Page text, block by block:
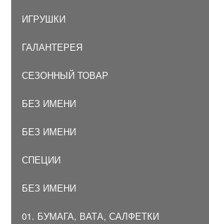
ИГРУШКИ
ГАЛАНТЕРЕЯ
СЕЗОННЫЙ ТОВАР
БЕЗ ИМЕНИ
БЕЗ ИМЕНИ
СПЕЦИИ
БЕЗ ИМЕНИ
01. БУМАГА, ВАТА, САЛФЕТКИ